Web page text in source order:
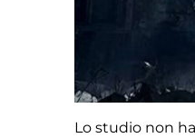
Lo studio non